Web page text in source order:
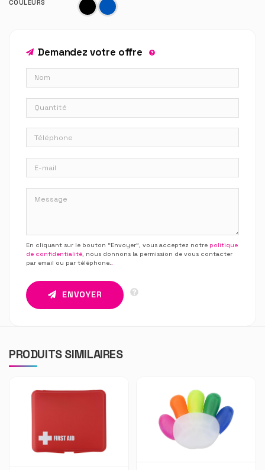
COULEURS
Demandez votre offre
En cliquant sur le bouton “Envoyer”, vous acceptez notre politique
de confidentialité, nous donnons la permission de vous contacter
par email ou par téléphone..
ENVOYER
PRODUITS SIMILAIRES